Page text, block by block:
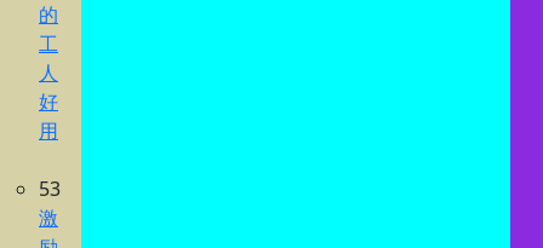
的
工
人
好
用
53
激